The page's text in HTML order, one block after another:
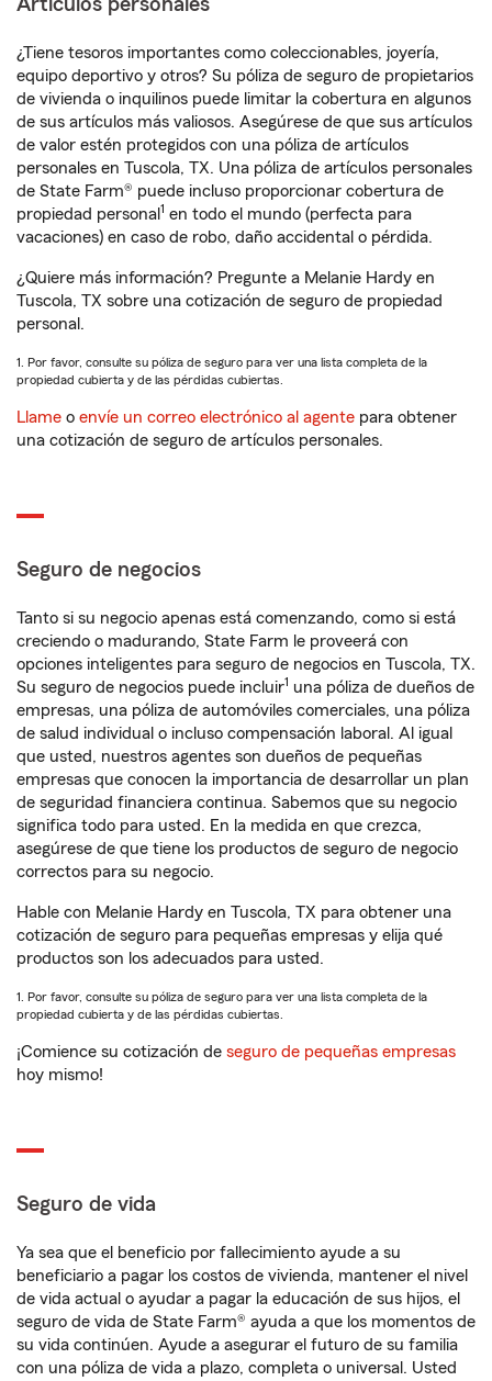
Artículos personales
¿Tiene tesoros importantes como coleccionables, joyería,
equipo deportivo y otros? Su póliza de seguro de propietarios
de vivienda o inquilinos puede limitar la cobertura en algunos
de sus artículos más valiosos. Asegúrese de que sus artículos
de valor estén protegidos con una póliza de artículos
personales en Tuscola, TX. Una póliza de artículos personales
de State Farm® puede incluso proporcionar cobertura de
propiedad personal 1 en todo el mundo (perfecta para
vacaciones) en caso de robo, daño accidental o pérdida.
¿Quiere más información? Pregunte a Melanie Hardy en
Tuscola, TX sobre una cotización de seguro de propiedad
personal.
1. Por favor, consulte su póliza de seguro para ver una lista completa de la
propiedad cubierta y de las pérdidas cubiertas.
Llame o envíe un correo electrónico al agente para obtener
una cotización de seguro de artículos personales.
Seguro de negocios
Tanto si su negocio apenas está comenzando, como si está
creciendo o madurando, State Farm le proveerá con
opciones inteligentes para seguro de negocios en Tuscola, TX.
Su seguro de negocios puede incluir1 una póliza de dueños de
empresas, una póliza de automóviles comerciales, una póliza
de salud individual o incluso compensación laboral. Al igual
que usted, nuestros agentes son dueños de pequeñas
empresas que conocen la importancia de desarrollar un plan
de seguridad financiera continua. Sabemos que su negocio
significa todo para usted. En la medida en que crezca,
asegúrese de que tiene los productos de seguro de negocio
correctos para su negocio.
Hable con Melanie Hardy en Tuscola, TX para obtener una
cotización de seguro para pequeñas empresas y elija qué
productos son los adecuados para usted.
1. Por favor, consulte su póliza de seguro para ver una lista completa de la
propiedad cubierta y de las pérdidas cubiertas.
¡Comience su cotización de seguro de pequeñas empresas
hoy mismo!
Seguro de vida
Ya sea que el beneficio por fallecimiento ayude a su
beneficiario a pagar los costos de vivienda, mantener el nivel
de vida actual o ayudar a pagar la educación de sus hijos, el
seguro de vida de State Farm® ayuda a que los momentos de
su vida continúen. Ayude a asegurar el futuro de su familia
con una póliza de vida a plazo, completa o universal. Usted